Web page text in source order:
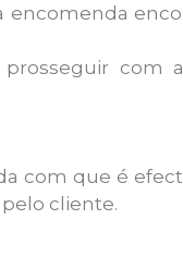
encomenda
com
com que é
cliente.